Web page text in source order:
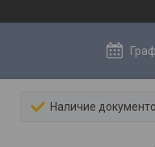
Наличие